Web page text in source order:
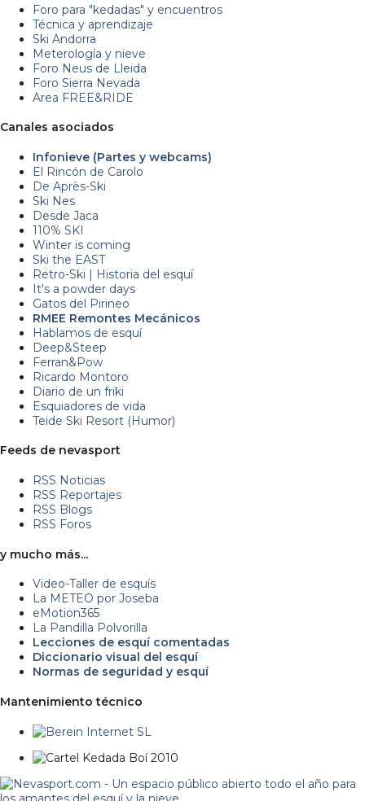
Foro para "kedadas" y encuentros
Técnica y aprendizaje
Ski Andorra
Meterología y nieve
Foro Neus de Lleida
Foro Sierra Nevada
Area FREE&RIDE
Canales asociados
Infonieve (Partes y webcams)
El Rincón de Carolo
De Après-Ski
Ski Nes
Desde Jaca
110% SKI
Winter is coming
Ski the EAST
Retro-Ski | Historia del esquí
It's a powder days
Gatos del Pirineo
RMEE Remontes Mecánicos
Hablamos de esquí
Deep&Steep
Ferran&Pow
Ricardo Montoro
Diario de un friki
Esquiadores de vida
Teide Ski Resort (Humor)
Feeds de nevasport
RSS Noticias
RSS Reportajes
RSS Blogs
RSS Foros
y mucho más...
Video-Taller de esquís
La METEO por Joseba
eMotion365
La Pandilla Polvorilla
Lecciones de esquí comentadas
Diccionario visual del esquí
Normas de seguridad y esquí
Mantenimiento técnico